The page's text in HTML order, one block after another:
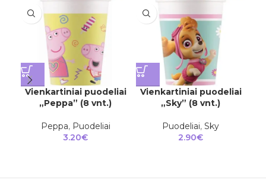
Vienkartiniai puodeliai
„Peppa” (8 vnt.)
Peppa, Puodeliai
3.20€
Vienkartiniai puodeliai
„Sky” (8 vnt.)
Puodeliai, Sky
2.90€